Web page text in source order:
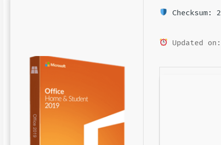
Checksum:
Updated